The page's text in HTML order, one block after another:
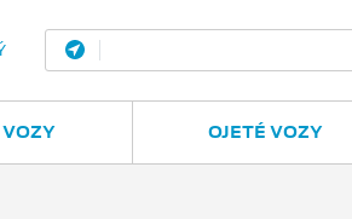
OJETÉ VOZY